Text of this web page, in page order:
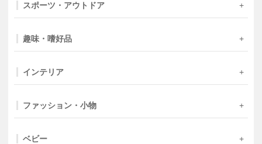
スポーツ・アウトドア
趣味・嗜好品
インテリア
ファッション・小物
ベビー